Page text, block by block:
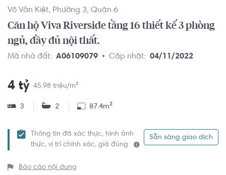
Võ Văn Kiệt Phường 3 Quận 6
Căn hộ Viva Riverside tầng 16 thiết kế 3 phòng
ngủ, đầy đủ nội thất.
Mã nhà đất: A06109079 Cập nhật: 04/11/2022
4 tỷ 45.98 triệu/m²
3 2 87.4m²
Thông tin đã xác thực, hình ảnh
thực, vị trí chính xác, giá đúng
Sẵn sàng giao dịch
Báo cáo nội dung